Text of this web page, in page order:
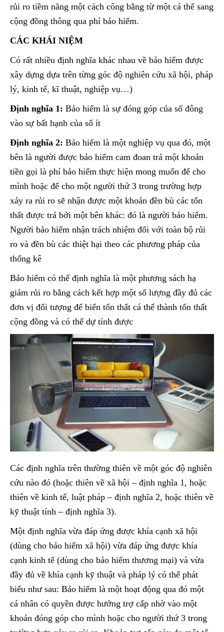
rủi ro tiềm năng một cách công bằng từ một cá thể sang
cộng đồng thông qua phí bảo hiểm.
CÁC KHÁI NIỆM
Có rất nhiều định nghĩa khác nhau về bảo hiểm được
xây dựng dựa trên từng góc độ nghiên cứu xã hội, pháp
lý, kinh tế, kĩ thuật, nghiệp vụ…)
Định nghĩa 1: Bảo hiểm là sự đóng góp của số đông
vào sự bất hạnh của số ít
Định nghĩa 2: Bảo hiểm là một nghiệp vụ qua đó, một
bên là người được bảo hiểm cam đoan trả một khoản
tiền gọi là phí bảo hiểm thực hiện mong muốn để cho
mình hoặc để cho một người thứ 3 trong trường hợp
xảy ra rủi ro sẽ nhận được một khoản đền bù các tổn
thất được trả bởi một bên khác: đó là người bảo hiểm.
Người bảo hiểm nhận trách nhiệm đối với toàn bộ rủi
ro và đền bù các thiệt hại theo các phương pháp của
thống kê
Bảo hiểm có thể định nghĩa là một phương sách hạ
giảm rủi ro bằng cách kết hợp một số lượng đầy đủ các
đơn vị đối tượng để biến tổn thất cá thể thành tổn thất
cộng đồng và có thể dự tính được
Các định nghĩa trên thường thiên về một góc độ nghiên
cứu nào đó (hoặc thiên về xã hội – định nghĩa 1, hoặc
thiên về kinh tế, luật pháp – định nghĩa 2, hoặc thiên về
kỹ thuật tính – định nghĩa 3).
Một định nghĩa vừa đáp ứng được khía cạnh xã hội
(dùng cho bảo hiểm xã hội) vừa đáp ứng được khía
cạnh kinh tế (dùng cho bảo hiểm thương mại) và vừa
đầy đủ về khía cạnh kỹ thuật và pháp lý có thể phát
biểu như sau: Bảo hiểm là một hoạt động qua đó một
cá nhân có quyền được hưởng trợ cấp nhờ vào một
khoản đóng góp cho mình hoặc cho người thứ 3 trong